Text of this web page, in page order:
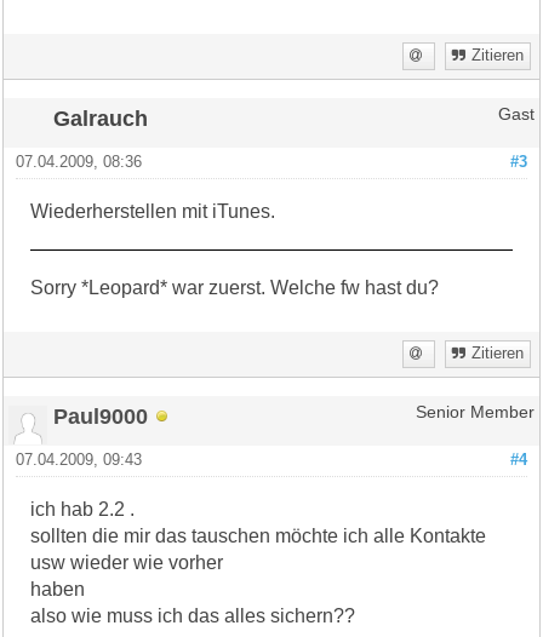
Zitieren
Galrauch Gast
#3
07.04.2009, 08:36
Wiederherstellen mit iTunes.
Sorry *Leopard* war zuerst. Welche fw hast du?
Zitieren
Paul9000 Senior Member
#4
07.04.2009, 09:43
ich hab 2.2 .
sollten die mir das tauschen möchte ich alle Kontakte
usw wieder wie vorher
haben
also wie muss ich das alles sichern??